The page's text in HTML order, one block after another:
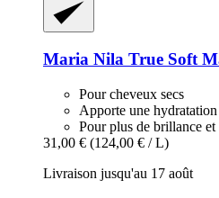
Maria Nila True Soft
Pour cheveux secs
Apporte une hydratation
Pour plus de brillance et
31,00 € (124,00 € / L)
Livraison jusqu'au 17 août